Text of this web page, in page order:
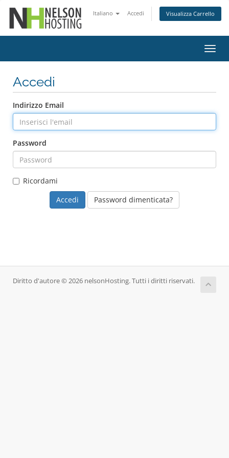
Italiano Accedi Visualizza Carrello
Attiva
Accedi
Indirizzo Email
Password
Ricordami
Password dimenticata?
Diritto d'autore © 2026 nelsonHosting. Tutti i diritti riservati.